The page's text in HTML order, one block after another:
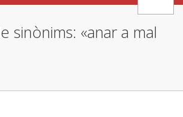
sinònims: «anar a mal